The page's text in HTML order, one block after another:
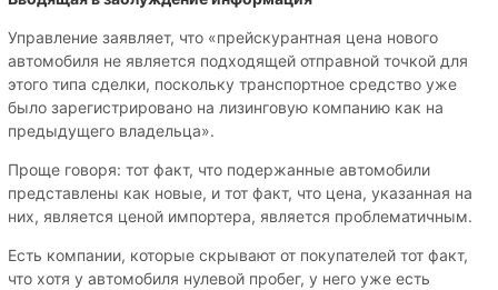
Управление заявляет, что «прейскурантная цена нового
автомобиля не является подходящей отправной точкой для
этого типа сделки, поскольку транспортное средство уже
было зарегистрировано на лизинговую компанию как на
предыдущего владельца».
Проще говоря: тот факт, что подержанные автомобили
представлены как новые, и тот факт, что цена, указанная на
них, является ценой импортера, является проблематичным.
Есть компании, которые скрывают от покупателей тот факт,
что хотя у автомобиля нулевой пробег, у него уже есть